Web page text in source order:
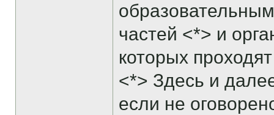
частей <*> и
которых
<*> Здесь и
если не